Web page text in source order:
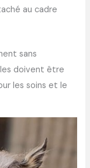
au cadre
sans
doivent être
les soins et le